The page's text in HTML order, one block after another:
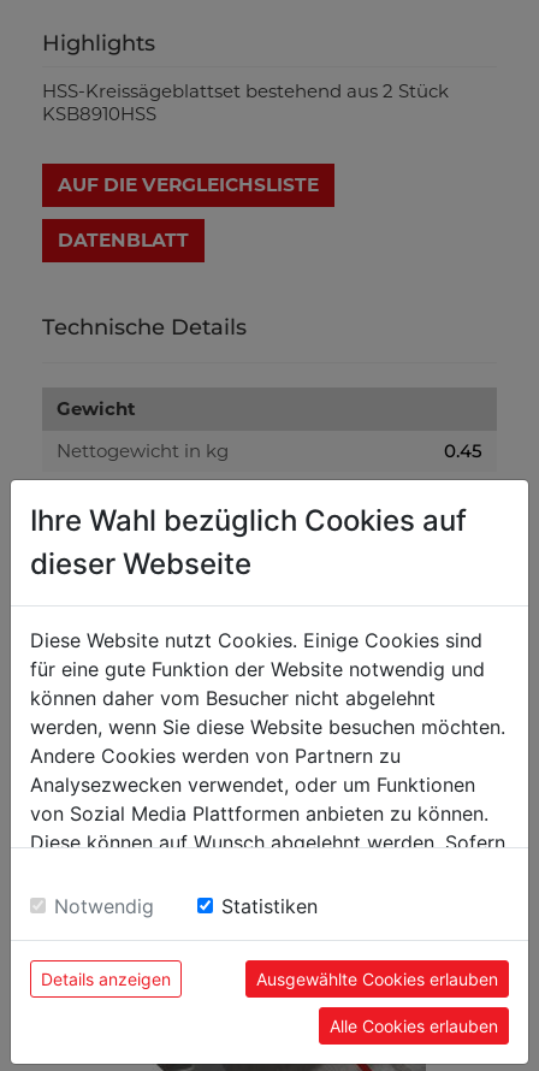
Highlights
HSS-Kreissägeblattset bestehend aus 2 Stück
KSB8910HSS
AUF DIE VERGLEICHSLISTE
DATENBLATT
Technische Details
Gewicht
Nettogewicht in kg
0.45
Versandmaße
Verpackungshöhe in mm
15
Verpackungsbreite in mm
100
Verpackungslänge in mm
Allgemeine Daten
EAN Code
9120058372209
BELIEBTE PRODUKTE
Ihre Wahl bezüglich Cookies auf
dieser Webseite
Diese Website nutzt Cookies. Einige Cookies sind
für eine gute Funktion der Website notwendig und
können daher vom Besucher nicht abgelehnt
werden, wenn Sie diese Website besuchen möchten.
Andere Cookies werden von Partnern zu
Analysezwecken verwendet, oder um Funktionen
von Sozial Media Plattformen anbieten zu können.
Diese können auf Wunsch abgelehnt werden. Sofern
Einwilligung zu unseren Cookies.
Notwendig Statistiken
Details anzeigen Ausgewählte Cookies erlauben
Alle Cookies erlauben